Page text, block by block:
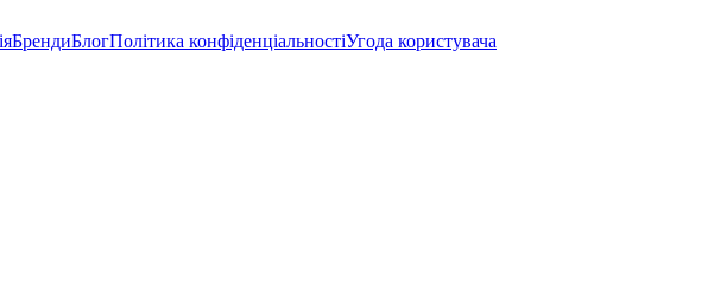
БрендиБлогПолітика конфіденціальностіУгода користувача